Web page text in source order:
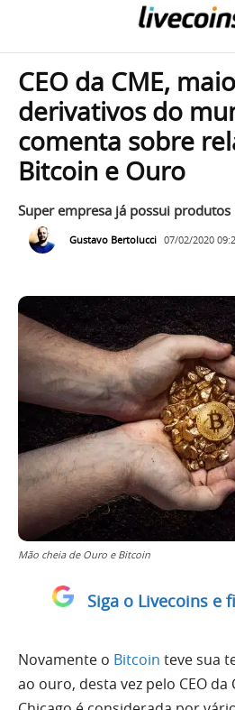
CEO da CME,
derivativos do
comenta sobre
Bitcoin e Ouro
Super empresa já possui
Gustavo Bertolucci 07/02/2020
Mão cheia de Ouro e Bitcoin
Siga o Livecoins e
Novamente o Bitcoin teve sua
ao ouro, desta vez pelo CEO da